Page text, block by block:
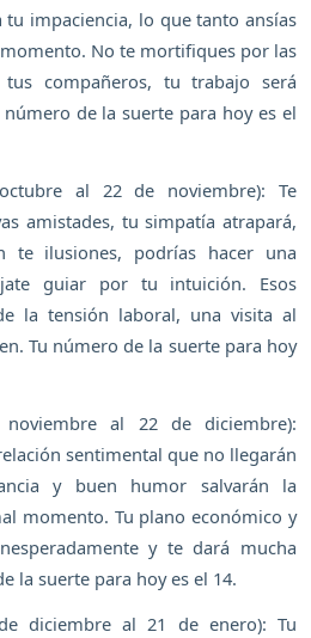
impaciencia, lo que tanto ansías
No te mortifiques por las
compañeros, tu trabajo será
de la suerte para hoy es el
al 22 de noviembre): Te
amistades, tu simpatía atrapará,
te ilusiones, podrías hacer una
guiar por tu intuición. Esos
la tensión laboral, una visita al
Tu número de la suerte para hoy
al 22 de diciembre):
sentimental que no llegarán
y buen humor salvarán la
momento. Tu plano económico y
y te dará mucha
la suerte para hoy es el 14.
diciembre al 21 de enero): Tu